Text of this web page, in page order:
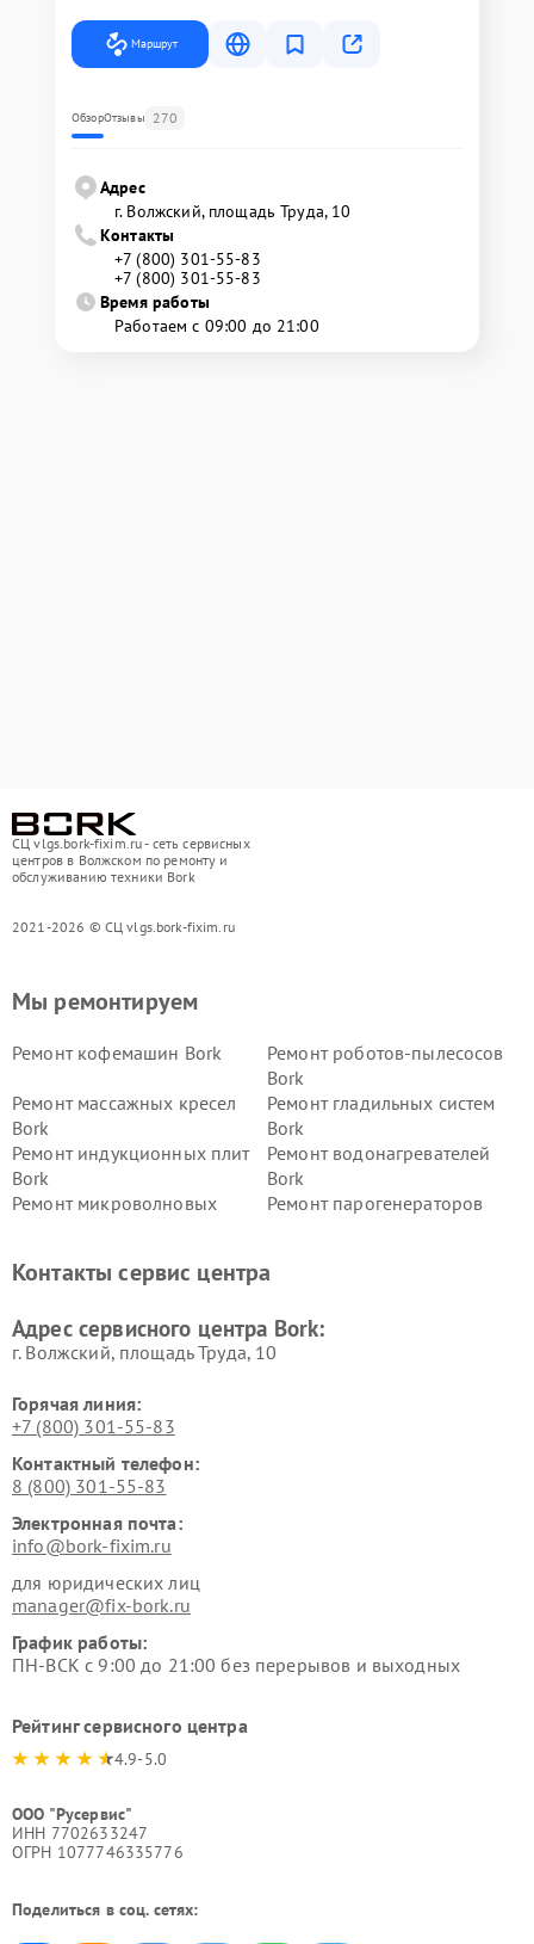
Маршрут
ОбзорОтзывы 270
Адрес
г. Волжский, площадь Труда, 10
Контакты
+7 (800) 301-55-83
+7 (800) 301-55-83
Время работы
Работаем с 09:00 до 21:00
СЦ vlgs.bork-fixim.ru - сеть сервисных
центров в Волжском по ремонту и
обслуживанию техники Bork
2021-2026 © СЦ vlgs.bork-fixim.ru
Мы ремонтируем
Ремонт кофемашин Bork
Ремонт роботов-пылесосов
Bork
Ремонт массажных кресел
Bork
Ремонт гладильных систем
Bork
Ремонт индукционных плит
Bork
Ремонт водонагревателей
Bork
Ремонт микроволновых
Ремонт парогенераторов
воздуха Bork
Bork
Bork
Контакты сервис центра
Адрес сервисного центра Bork:
г. Волжский, площадь Труда, 10
Горячая линия:
+7 (800) 301-55-83
Контактный телефон:
8 (800) 301-55-83
Электронная почта:
info@bork-fixim.ru
для юридических лиц
manager@fix-bork.ru
График работы:
ПН-ВСК с 9:00 до 21:00 без перерывов и выходных
Рейтинг сервисного центра
4.9-5.0
ООО "Русервис"
ИНН 7702633247
ОГРН 1077746335776
Поделиться в соц. сетях: